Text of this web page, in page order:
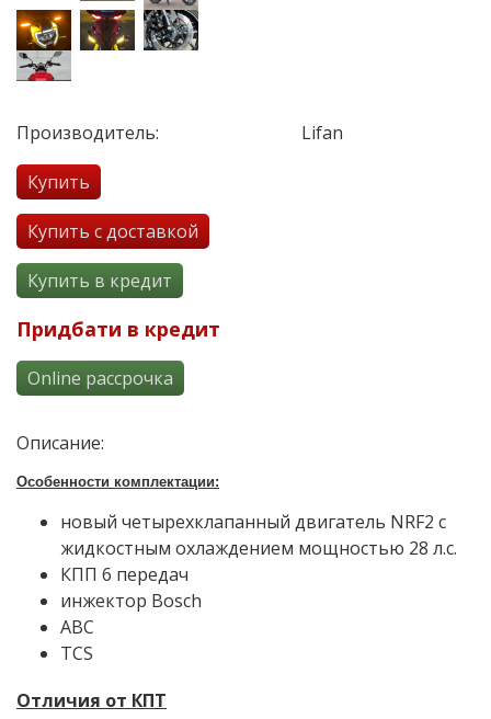
Производитель: Lifan
Купить
Купить с доставкой
Купить в кредит
Придбати в кредит
Online рассрочка
Описание:
Особенности комплектации:
новый четырехклапанный двигатель NRF2 с
жидкостным охлаждением мощностью 28 л.с.
КПП 6 передач
инжектор Bosch
АВС
TCS
Отличия от КПТ